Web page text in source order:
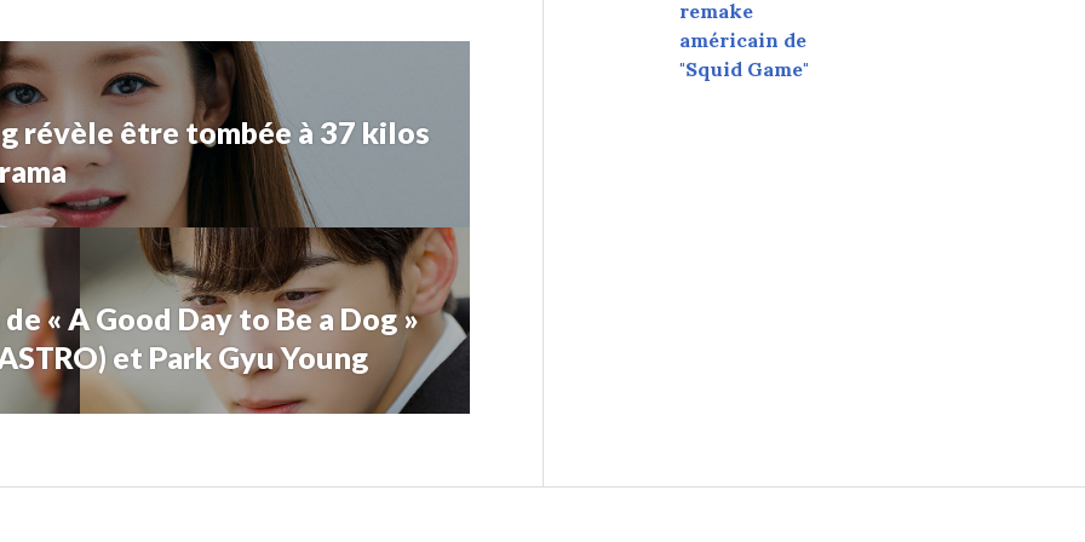
révèle être tombée à 37 kilos
« A Good Day to Be a Dog »
et Park Gyu Young
remake
américain de
"Squid Game"